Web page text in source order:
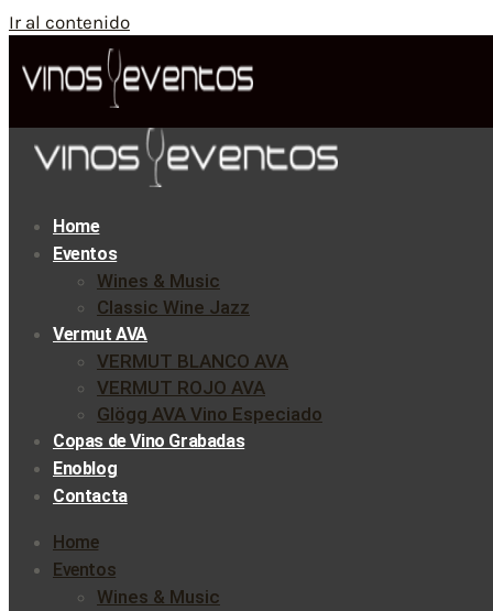
Ir al contenido
Home
Eventos
Wines & Music
Classic Wine Jazz
Vermut AVA
VERMUT BLANCO AVA
VERMUT ROJO AVA
Glögg AVA Vino Especiado
Copas de Vino Grabadas
Enoblog
Contacta
Home
Eventos
Wines & Music